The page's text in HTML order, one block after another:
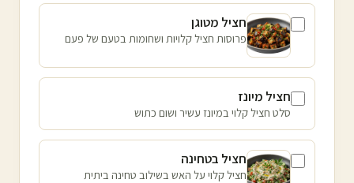
חציל מטוגן
פרוסות חציל קלויות ושחומות בטעם של פעם
חציל מיונז
סלט חציל קלוי במיונז עשיר ושום כתוש
חציל בטחינה
חציל קלוי על האש בשילוב טחינה ביתית